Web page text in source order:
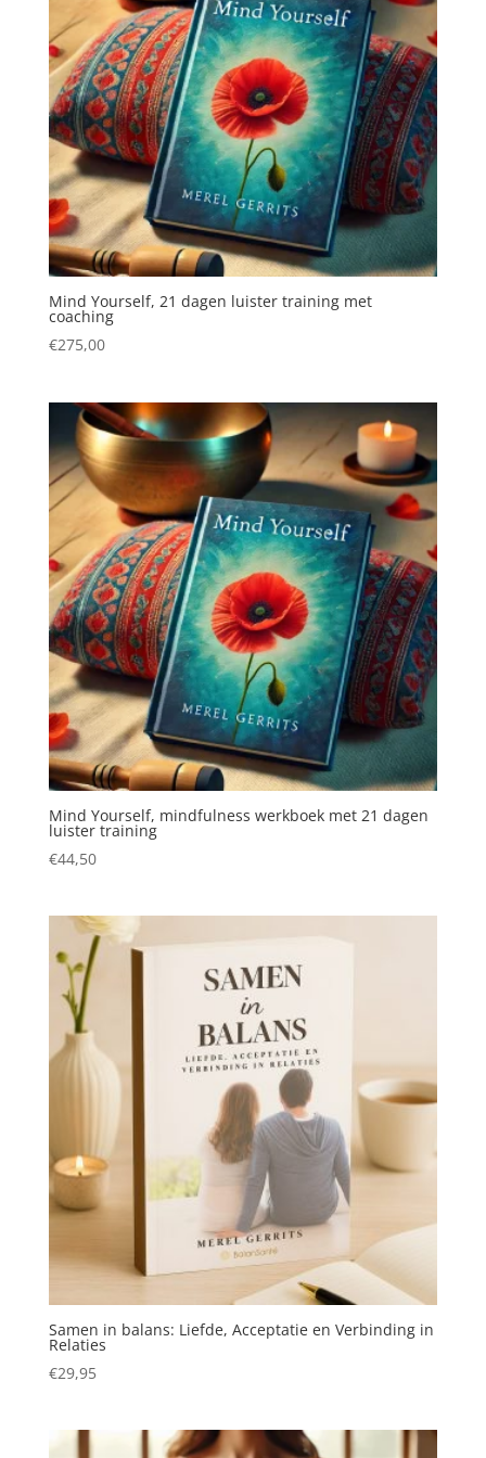
Mind Yourself, 21 dagen luister training met
coaching
€275,00
Mind Yourself, mindfulness werkboek met 21 dagen
luister training
€44,50
Samen in balans: Liefde, Acceptatie en Verbinding in
Relaties
€29,95